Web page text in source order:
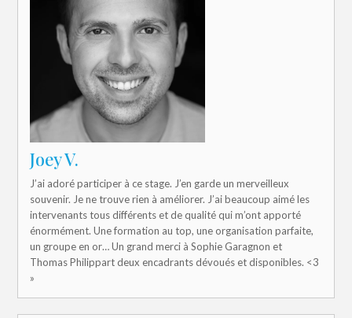
Joey V.
J’ai adoré participer à ce stage. J’en garde un merveilleux
souvenir. Je ne trouve rien à améliorer. J’ai beaucoup aimé les
intervenants tous différents et de qualité qui m’ont apporté
énormément. Une formation au top, une organisation parfaite,
un groupe en or… Un grand merci à Sophie Garagnon et
Thomas Philippart deux encadrants dévoués et disponibles. <3
»